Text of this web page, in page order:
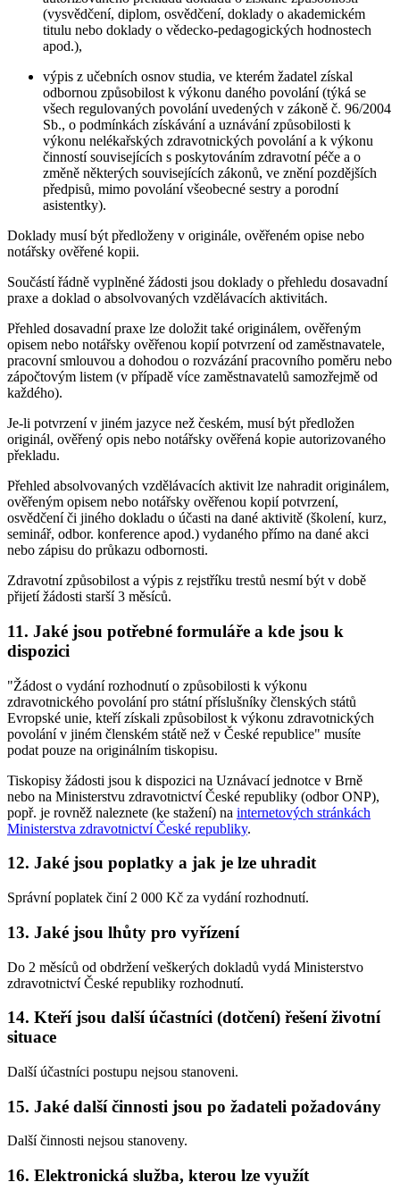
(vysvědčení, diplom, osvědčení, doklady o akademickém
titulu nebo doklady o vědecko-pedagogických hodnostech
apod.),
výpis z učebních osnov studia, ve kterém žadatel získal
odbornou způsobilost k výkonu daného povolání (týká se
všech regulovaných povolání uvedených v zákoně č. 96/2004
Sb., o podmínkách získávání a uznávání způsobilosti k
výkonu nelékařských zdravotnických povolání a k výkonu
činností souvisejících s poskytováním zdravotní péče a o
změně některých souvisejících zákonů, ve znění pozdějších
předpisů, mimo povolání všeobecné sestry a porodní
asistentky).
Doklady musí být předloženy v originále, ověřeném opise nebo
notářsky ověřené kopii.
Součástí řádně vyplněné žádosti jsou doklady o přehledu dosavadní
praxe a doklad o absolvovaných vzdělávacích aktivitách.
Přehled dosavadní praxe lze doložit také originálem, ověřeným
opisem nebo notářsky ověřenou kopií potvrzení od zaměstnavatele,
pracovní smlouvou a dohodou o rozvázání pracovního poměru nebo
zápočtovým listem (v případě více zaměstnavatelů samozřejmě od
každého).
Je-li potvrzení v jiném jazyce než českém, musí být předložen
originál, ověřený opis nebo notářsky ověřená kopie autorizovaného
překladu.
Přehled absolvovaných vzdělávacích aktivit lze nahradit originálem,
ověřeným opisem nebo notářsky ověřenou kopií potvrzení,
osvědčení či jiného dokladu o účasti na dané aktivitě (školení, kurz,
seminář, odbor. konference apod.) vydaného přímo na dané akci
nebo zápisu do průkazu odbornosti.
Zdravotní způsobilost a výpis z rejstříku trestů nesmí být v době
přijetí žádosti starší 3 měsíců.
11. Jaké jsou potřebné formuláře a kde jsou k
dispozici
"Žádost o vydání rozhodnutí o způsobilosti k výkonu
zdravotnického povolání pro státní příslušníky členských států
Evropské unie, kteří získali způsobilost k výkonu zdravotnických
povolání v jiném členském státě než v České republice" musíte
podat pouze na originálním tiskopisu.
Tiskopisy žádosti jsou k dispozici na Uznávací jednotce v Brně
nebo na Ministerstvu zdravotnictví České republiky (odbor ONP),
popř. je rovněž naleznete (ke stažení) na internetových stránkách
Ministerstva zdravotnictví České republiky.
12. Jaké jsou poplatky a jak je lze uhradit
Správní poplatek činí 2 000 Kč za vydání rozhodnutí.
13. Jaké jsou lhůty pro vyřízení
Do 2 měsíců od obdržení veškerých dokladů vydá Ministerstvo
zdravotnictví České republiky rozhodnutí.
14. Kteří jsou další účastníci (dotčení) řešení životní
situace
Další účastníci postupu nejsou stanoveni.
15. Jaké další činnosti jsou po žadateli požadovány
Další činnosti nejsou stanoveny.
16. Elektronická služba, kterou lze využít